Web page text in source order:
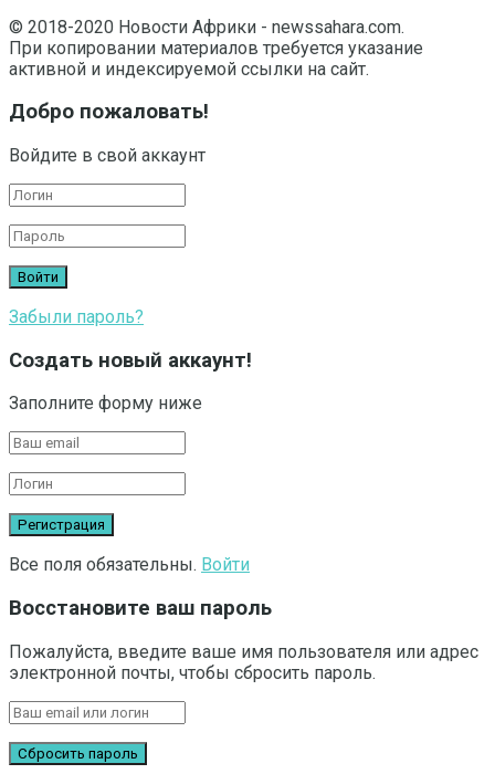
© 2018-2020 Новости Африки - newssahara.com.
При копировании материалов требуется указание
активной и индексируемой ссылки на сайт.
Добро пожаловать!
Войдите в свой аккаунт
Забыли пароль?
Создать новый аккаунт!
Заполните форму ниже
Все поля обязательны. Войти
Восстановите ваш пароль
Пожалуйста, введите ваше имя пользователя или адрес
электронной почты, чтобы сбросить пароль.